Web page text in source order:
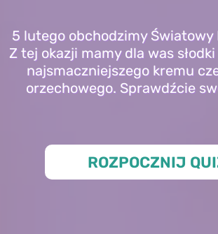
5 lutego obchodzimy Światowy
Z tej okazji mamy dla was
najsmaczniejszego kremu
orzechowego. Sprawdźcie
ROZPOCZNIJ